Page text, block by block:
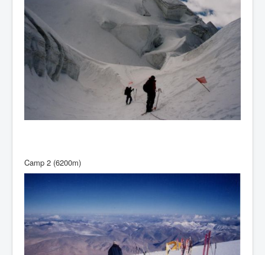
Camp 2 (6200m)